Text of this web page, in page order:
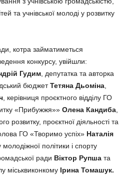
та учнівської молоді у розвитку
котра займатиметься
конкурсу, увійшли:
Гудим, депутатка та авторка
бюджетТетяна Дьоміна,
, керівниця проєктного відділу ГО
«Прибужжя»» Олена Кандиба,
розвитку, проєктної діяльності та
ГО «Творимо успіх» Наталія
молодіжної політики і спорту
ради Віктор Рупша та
міськвиконкому Ірина Томашук.